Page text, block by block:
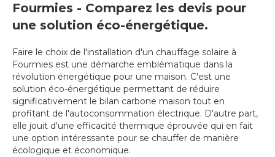
Fourmies - Comparez les devis pour
une solution éco-énergétique.
Faire le choix de l'installation d'un chauffage solaire à
Fourmies est une démarche emblématique dans la
révolution énergétique pour une maison. C'est une
solution éco-énergétique permettant de réduire
significativement le bilan carbone maison tout en
profitant de l'autoconsommation électrique. D'autre part,
elle jouit d'une efficacité thermique éprouvée qui en fait
une option intéressante pour se chauffer de manière
écologique et économique.